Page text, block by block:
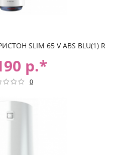
SLIM 65 V ABS BLU(1) R
р.*
0